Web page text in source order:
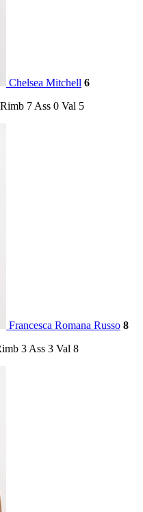
Chelsea Mitchell 6
Rimb 7 Ass 0 Val 5
Francesca Romana Russo 8
3 Ass 3 Val 8